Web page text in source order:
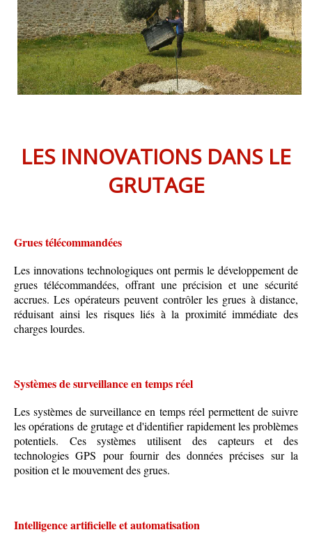
LES INNOVATIONS DANS LE
GRUTAGE
Grues télécommandées
Les innovations technologiques ont permis le développement de
grues télécommandées, offrant une précision et une sécurité
accrues. Les opérateurs peuvent contrôler les grues à distance,
réduisant ainsi les risques liés à la proximité immédiate des
charges lourdes.
Systèmes de surveillance en temps réel
Les systèmes de surveillance en temps réel permettent de suivre
les opérations de grutage et d'identifier rapidement les problèmes
potentiels. Ces systèmes utilisent des capteurs et des
technologies GPS pour fournir des données précises sur la
position et le mouvement des grues.
Intelligence artificielle et automatisation